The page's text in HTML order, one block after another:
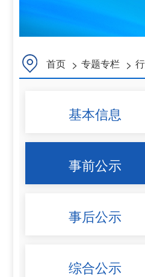
首页 > 专题专栏 >
基本信息
事前公示
事后公示
综合公示